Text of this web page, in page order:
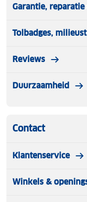
Garantie,
Tolbadges,
Reviews
Duurzaamheid
Contact
Klantenservice
Winkels &